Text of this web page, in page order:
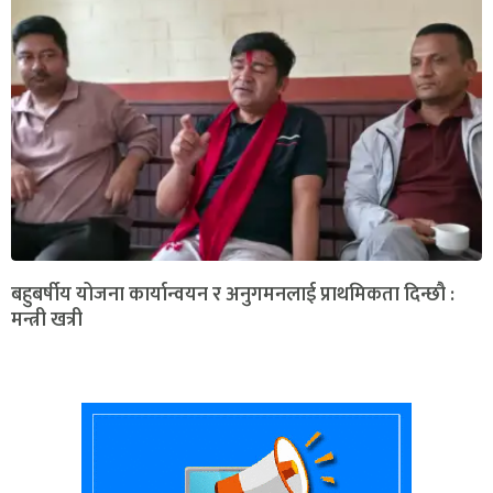
बहुबर्षीय योजना कार्यान्वयन र अनुगमनलाई प्राथमिकता दिन्छौ :
मन्त्री खत्री